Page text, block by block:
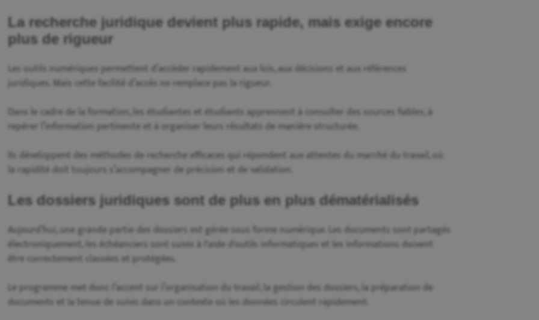
La recherche juridique devient plus rapide, mais exige encore
plus de rigueur
Les outils numériques permettent d’accéder rapidement aux lois, aux décisions et aux références
juridiques. Mais cette facilité d’accès ne remplace pas la rigueur.
Dans le cadre de la formation, les étudiantes et étudiants apprennent à consulter des sources fiables, à
repérer l’information pertinente et à organiser leurs résultats de manière structurée.
Ils développent des méthodes de recherche efficaces qui répondent aux attentes du marché du travail, où
la rapidité doit toujours s’accompagner de précision et de validation.
Les dossiers juridiques sont de plus en plus dématérialisés
Aujourd’hui, une grande partie des dossiers est gérée sous forme numérique. Les documents sont partagés
électroniquement, les échéanciers sont suivis à l'aide d'outils informatiques et les informations doivent
être correctement classées et protégées.
Le programme met donc l’accent sur l’organisation du travail, la gestion des dossiers, la préparation de
documents et la tenue de suivis dans un contexte où les données circulent rapidement.